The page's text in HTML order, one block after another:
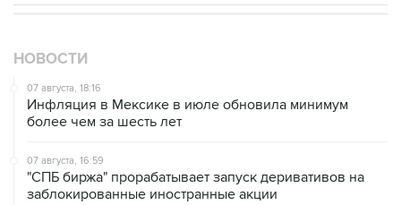
НОВОСТИ
07 августа, 18:16
Инфляция в Мексике в июле обновила минимум
более чем за шесть лет
07 августа, 16:59
"СПБ биржа" прорабатывает запуск деривативов на
заблокированные иностранные акции